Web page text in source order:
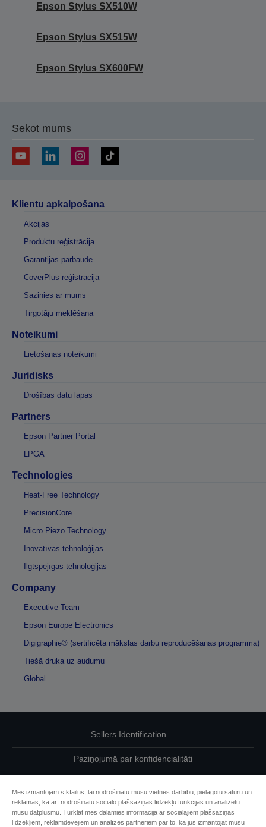
Epson Stylus SX510W
Epson Stylus SX515W
Epson Stylus SX600FW
Sekot mums
Klientu apkalpošana
Akcijas
Produktu reģistrācija
Garantijas pārbaude
CoverPlus reģistrācija
Sazinies ar mums
Tirgotāju meklēšana
Noteikumi
Lietošanas noteikumi
Juridisks
Drošības datu lapas
Partners
Epson Partner Portal
LPGA
Technologies
Heat-Free Technology
PrecisionCore
Micro Piezo Technology
Inovatīvas tehnoloģijas
Ilgtspējīgas tehnoloģijas
Company
Executive Team
Epson Europe Electronics
Digigraphie® (sertificēta mākslas darbu reproducēšanas programma)
Tiešā druka uz audumu
Global
Sellers Identification
Paziņojumā par konfidencialitāti
Sazinieties ar mums par saviem datiem
Mēs izmantojam sīkfailus, lai nodrošinātu mūsu vietnes darbību, pielāgotu saturu un
reklāmas, kā arī nodrošinātu sociālo plašsaziņas līdzekļu funkcijas un analizētu
mūsu datplūsmu. Turklāt mēs dalāmies informācijā ar sociālajiem plašsaziņas
līdzekļiem, reklāmdevējiem un analīzes partneriem par to, kā jūs izmantojat mūsu